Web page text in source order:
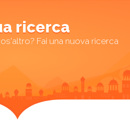
ricerca
Fai una nuova ricerca